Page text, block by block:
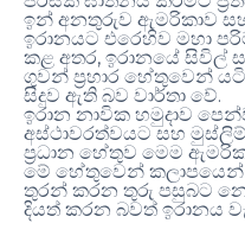
ඉන් අනතුරුව ඇමරිකාව
ඉරානයට එරෙහිව මහා
කළ අතර, ඉරානයේ සිවිල්
ගුවන් ප්‍රහාර හේතුවෙන්
සිදුව ඇති බව වාර්තා වේ.
ඉරාන නාවික හමුදාව
අස්ථාවරත්වයට සහ
ප්‍රධාන හේතුව මෙම
මේ හේතුවෙන්
තුරන් කරන තුරු පසුබට
දියත් කරන බවත් ඉරානය